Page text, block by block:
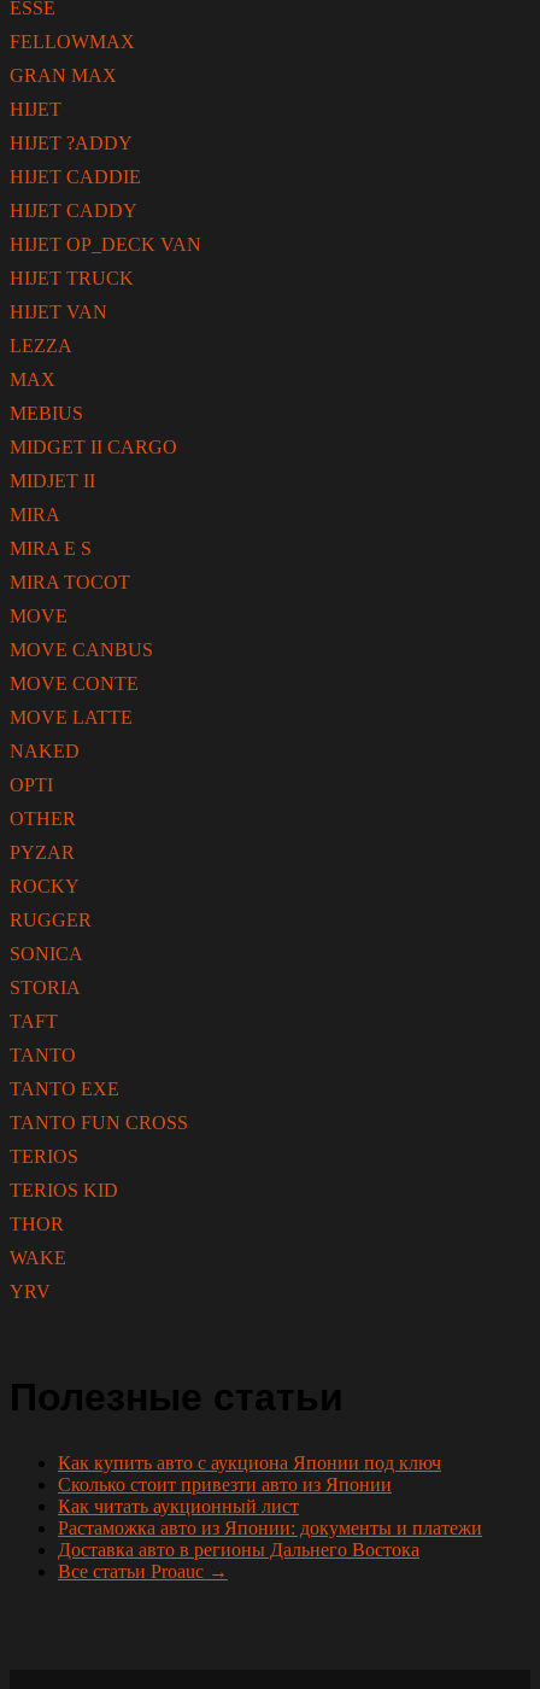
ESSE
FELLOWMAX
GRAN MAX
HIJET
HIJET ?ADDY
HIJET CADDIE
HIJET CADDY
HIJET OP_DECK VAN
HIJET TRUCK
HIJET VAN
LEZZA
MAX
MEBIUS
MIDGET II CARGO
MIDJET II
MIRA
MIRA E S
MIRA TOCOT
MOVE
MOVE CANBUS
MOVE CONTE
MOVE LATTE
NAKED
OPTI
OTHER
PYZAR
ROCKY
RUGGER
SONICA
STORIA
TAFT
TANTO
TANTO EXE
TANTO FUN CROSS
TERIOS
TERIOS KID
THOR
WAKE
YRV
Полезные статьи
Как купить авто с аукциона Японии под ключ
Сколько стоит привезти авто из Японии
Как читать аукционный лист
Растаможка авто из Японии: документы и платежи
Доставка авто в регионы Дальнего Востока
Все статьи Proauc →